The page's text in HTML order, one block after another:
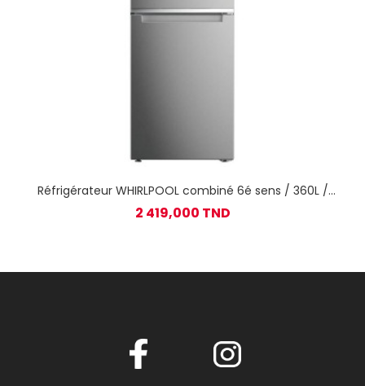
Réfrigérateur WHIRLPOOL combiné 6é sens / 360L /
Inox
2 419,000 TND